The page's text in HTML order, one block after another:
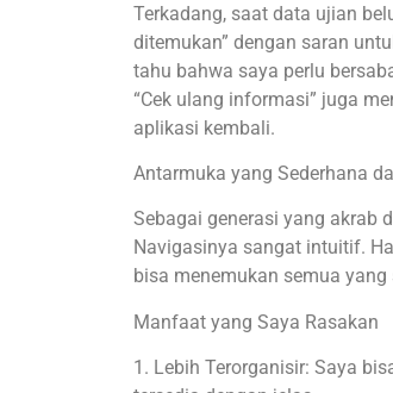
Terkadang, saat data ujian
ditemukan” dengan saran
tahu bahwa saya perlu
“Cek ulang informasi” juga
aplikasi kembali.
Antarmuka yang Sederhana
Sebagai generasi yang akrab
Navigasinya sangat intuitif.
bisa menemukan semua
Manfaat yang Saya Rasakan
1. Lebih Terorganisir: Saya